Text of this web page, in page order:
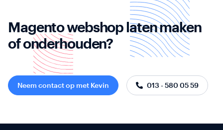
Magento webshop laten maken
of onderhouden?
Neem contact op met Kevin 013 - 580 05 59